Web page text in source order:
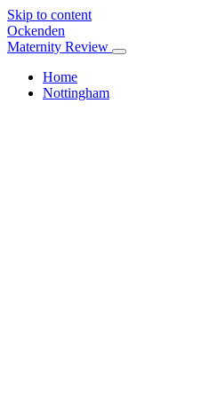
Skip to content
Ockenden
Maternity Review
Home
Nottingham